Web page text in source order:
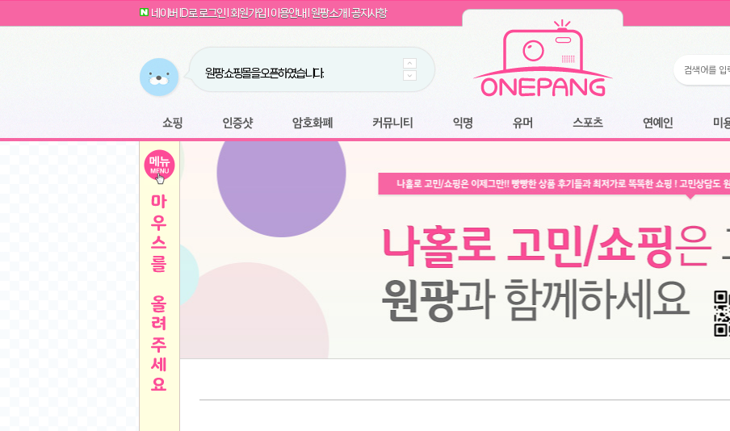
네이버 ID로 로그인 회원가입 이용안내 원팡소개 공지사항
귀여운 토끼 팡이 이모티콘 출시 안내
원팡 쇼핑몰을 오픈하였습니다.
전자여자 친구 기능을 도입하였습니다.
툴리 도네이션 전자여친 + 후원하기 *2
모바일 페이지를 오픈하였습니다.
스티커 기능을 새롭게 오픈 하였습니다.
원팡 오픈 기념! 문화상품권 증정 이벤트
인증샷
빠
른
G전자 2024 그램17 17ZD90SU-GX56K WIN11 16GB램 - 원팡
카누 캡슐커피 돌체구스토 호환 캡슐 6종 48개입 골라담기 - 원팡
농협안심한우 암소 1등급 이상 등심 1kg - 원팡
당도선별과 고당도 제주 레드향 1.5kg 소과 외 로얄과 - 원팡
버거킹 불고기와퍼+콜라R+너겟킹4조각
마타스튜디오 T1 태블릿 침대 거치대 스텐드 - 원팡
Sobergo 스마트 윈도우 로봇 청소기 3세대 6.2cm 울트라 슬림/5600PA 흡입/인터랙티브/한국어 어댑터 및 사용 설명서
아메리칸스탠다드 아쿠아2 비데 IPX7 방수 필터없는 직수형 건조기능 있음 - 원팡
방수 비데 FULL스텐노즐 IPX5 방수형 전자식비데 코나에코홈 CONA-3000
QCY Crossky C50 오픈 이어 블루투스 이어폰
MUCAI 휴대용 14인치 포터블 디스플레이
LG전자 울트라PC 15U50T-GR3CK
김해 롯데 워터파크 하이3 종일권 - 원팡
아디제로 보스턴 12 JQ2552 러닝화 - 원팡